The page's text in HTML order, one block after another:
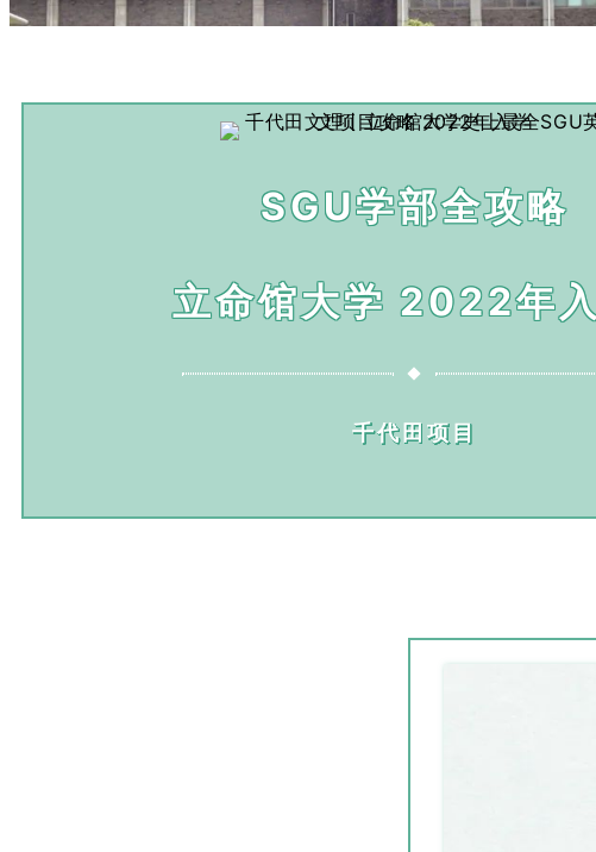
SGU学部全攻略
立命馆大学 2022年
千代田项目